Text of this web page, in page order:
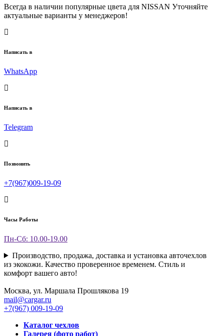
Всегда в наличии популярные цвета для NISSAN Уточняйте
актуальные варианты у менеджеров!
Написать в
WhatsApp
Написать в
Telegram
Позвонить
+7(967)009-19-09
Часы Работы
Пн-Сб: 10.00-19.00
Производство, продажа, доставка и установка авточехлов
из экокожи. Качество проверенное временем. Стиль и
комфорт вашего авто!
Москва, ул. Маршала Прошлякова 19
mail@cargar.ru
+7(967) 009-19-09
Каталог чехлов
Галерея (фото работ)